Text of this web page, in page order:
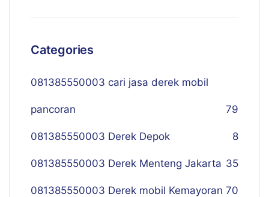
Categories
081385550003 cari jasa derek mobil
pancoran 79
081385550003 Derek Depok 8
081385550003 Derek Menteng Jakarta 35
081385550003 Derek mobil Kemayoran 70